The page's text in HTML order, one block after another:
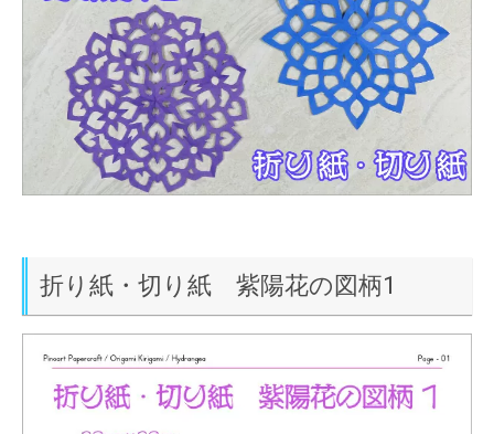
折り紙・切り紙 紫陽花の図柄1